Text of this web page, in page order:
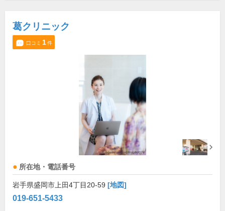
葛クリニック
口コミ 1件
所在地・電話番号
岩手県盛岡市上田4丁目20-59 [地図]
019-651-5433